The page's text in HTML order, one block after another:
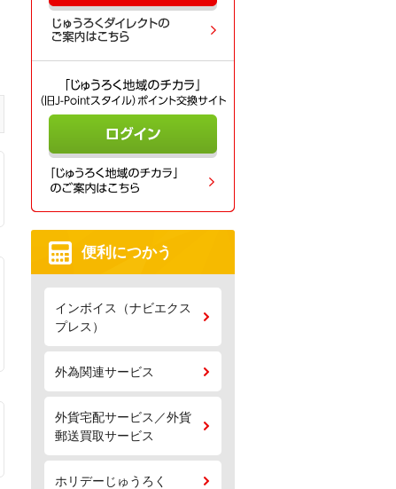
便利につかう
インボイス（ナビエクス
プレス）
外為関連サービス
外貨宅配サービス／外貨
郵送買取サービス
ホリデーじゅうろく